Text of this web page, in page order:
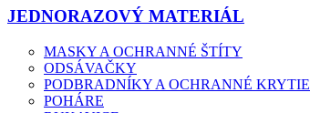
JEDNORAZOVÝ MATERIÁL
MASKY A OCHRANNÉ ŠTÍTY
ODSÁVAČKY
PODBRADNÍKY A OCHRANNÉ KRYTIE
POHÁRE